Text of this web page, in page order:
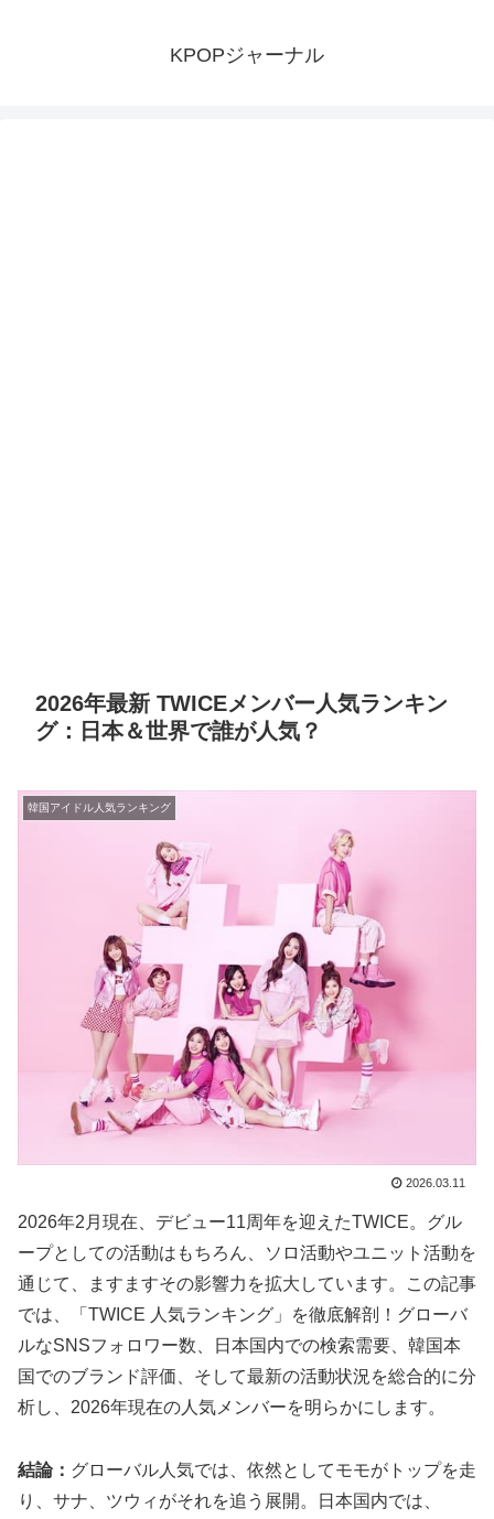
KPOPジャーナル
2026年最新 TWICEメンバー人気ランキン
グ：日本＆世界で誰が人気？
韓国アイドル人気ランキング
2026.03.11
2026年2月現在、デビュー11周年を迎えたTWICE。グル
ープとしての活動はもちろん、ソロ活動やユニット活動を
通じて、ますますその影響力を拡大しています。この記事
では、「TWICE 人気ランキング」を徹底解剖！グローバ
ルなSNSフォロワー数、日本国内での検索需要、韓国本
国でのブランド評価、そして最新の活動状況を総合的に分
析し、2026年現在の人気メンバーを明らかにします。
結論： グローバル人気では、依然としてモモがトップを走
り、サナ、ツウィがそれを追う展開。日本国内では、